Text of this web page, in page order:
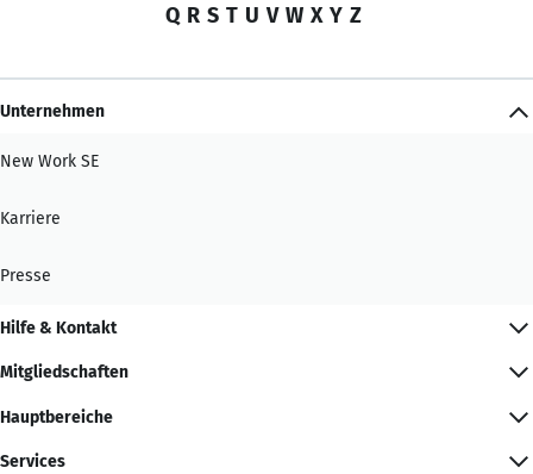
Q R S T U V W X Y Z
Unternehmen
New Work SE
Karriere
Presse
Hilfe & Kontakt
Mitgliedschaften
Hauptbereiche
Services